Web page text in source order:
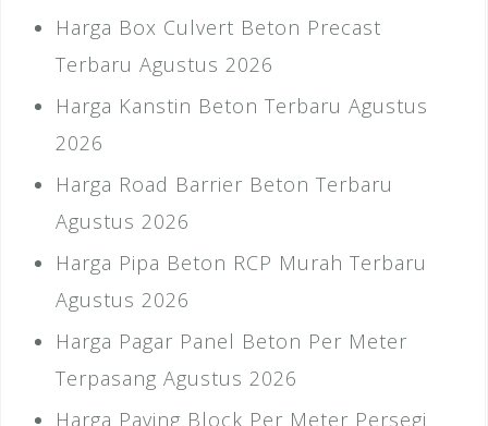
Harga Box Culvert Beton Precast
Terbaru Agustus 2026
Harga Kanstin Beton Terbaru Agustus
2026
Harga Road Barrier Beton Terbaru
Agustus 2026
Harga Pipa Beton RCP Murah Terbaru
Agustus 2026
Harga Pagar Panel Beton Per Meter
Terpasang Agustus 2026
Harga Paving Block Per Meter Persegi